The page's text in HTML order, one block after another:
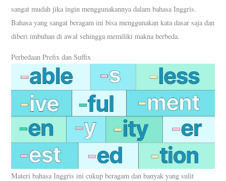
sangat mudah jika ingin menggunakannya dalam bahasa Inggris.
Bahasa yang sangat beragam ini bisa menggunakan kata dasar saja dan
diberi imbuhan di awal sehingga memiliki makna berbeda.
Perbedaan Prefix dan Suffix
Materi bahasa Inggris ini cukup beragam dan banyak yang sulit